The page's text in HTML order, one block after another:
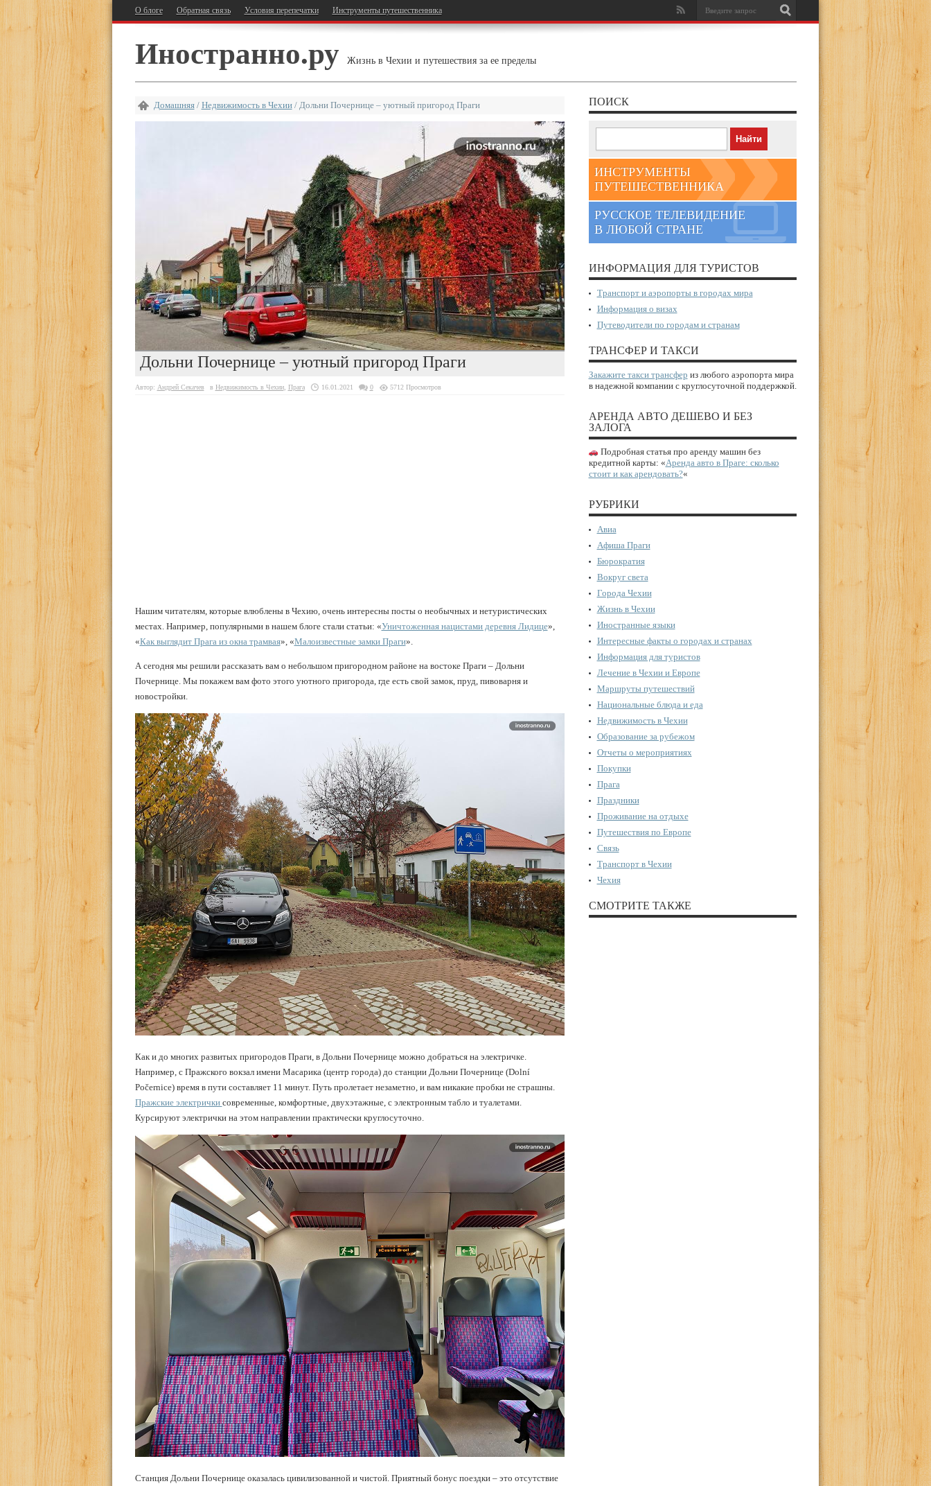
О блоге Обратная связь Условия перепечатки Инструменты путешественника
Иностранно.ру Жизнь в Чехии и путешествия за ее пределы
Домашняя/ Недвижимость в Чехии/ Дольни Почернице – уютный пригород Праги
Дольни Почернице – уютный пригород Праги
Автор: Андрей Секачев в Недвижимость в Чехии, Прага 16.01.2021 0 5712 Просмотров
Нашим читателям, которые влюблены в Чехию, очень интересны посты о необычных и нетуристических
местах. Например, популярными в нашем блоге стали статьи: «Уничтоженная нацистами деревня Лидице»,
«Как выглядит Прага из окна трамвая», «Малоизвестные замки Праги».
А сегодня мы решили рассказать вам о небольшом пригородном районе на востоке Праги – Дольни
Почернице. Мы покажем вам фото этого уютного пригорода, где есть свой замок, пруд, пивоварня и
новостройки.
Как и до многих развитых пригородов Праги, в Дольни Почернице можно добраться на электричке.
Например, с Пражского вокзал имени Масарика (центр города) до станции Дольни Почернице (Dolní
Počernice) время в пути составляет 11 минут. Путь пролетает незаметно, и вам никакие пробки не страшны.
Пражские электрички современные, комфортные, двухэтажные, с электронным табло и туалетами.
Курсируют электрички на этом направлении практически круглосуточно.
Станция Дольни Почернице оказалась цивилизованной и чистой. Приятный бонус поездки – это отсутствие
ПОИСК
ИНСТРУМЕНТЫ
ПУТЕШЕСТВЕННИКА
РУССКОЕ ТЕЛЕВИДЕНИЕ
В ЛЮБОЙ СТРАНЕ
ИНФОРМАЦИЯ ДЛЯ ТУРИСТОВ
Транспорт и аэропорты в городах мира
Информация о визах
Путеводители по городам и странам
ТРАНСФЕР И ТАКСИ
Закажите такси трансфер из любого аэропорта мира
в надежной компании с круглосуточной поддержкой.
АРЕНДА АВТО ДЕШЕВО И БЕЗ
ЗАЛОГА
Подробная статья про аренду машин без
кредитной карты: «Аренда авто в Праге: сколько
стоит и как арендовать?«
РУБРИКИ
Авиа
Афиша Праги
Бюрократия
Вокруг света
Города Чехии
Жизнь в Чехии
Иностранные языки
Интересные факты о городах и странах
Информация для туристов
Лечение в Чехии и Европе
Маршруты путешествий
Национальные блюда и еда
Недвижимость в Чехии
Образование за рубежом
Отчеты о мероприятиях
Покупки
Прага
Праздники
Проживание на отдыхе
Путешествия по Европе
Связь
Транспорт в Чехии
Чехия
СМОТРИТЕ ТАКЖЕ